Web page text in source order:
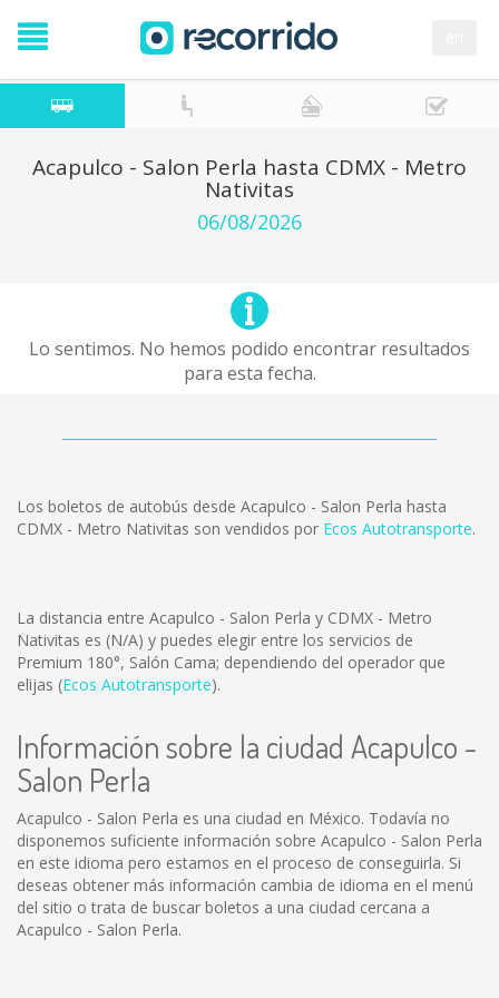
Acapulco - Salon Perla hasta CDMX - Metro
Nativitas
06/08/2026
Lo sentimos. No hemos podido encontrar resultados
para esta fecha.
Los boletos de autobús desde Acapulco - Salon Perla hasta
CDMX - Metro Nativitas son vendidos por Ecos Autotransporte.
La distancia entre Acapulco - Salon Perla y CDMX - Metro
Nativitas es (N/A) y puedes elegir entre los servicios de
Premium 180°, Salón Cama; dependiendo del operador que
elijas (Ecos Autotransporte).
Información sobre la ciudad Acapulco -
Salon Perla
Acapulco - Salon Perla es una ciudad en México. Todavía no
disponemos suficiente información sobre Acapulco - Salon Perla
en este idioma pero estamos en el proceso de conseguirla. Si
deseas obtener más información cambia de idioma en el menú
del sitio o trata de buscar boletos a una ciudad cercana a
Acapulco - Salon Perla.